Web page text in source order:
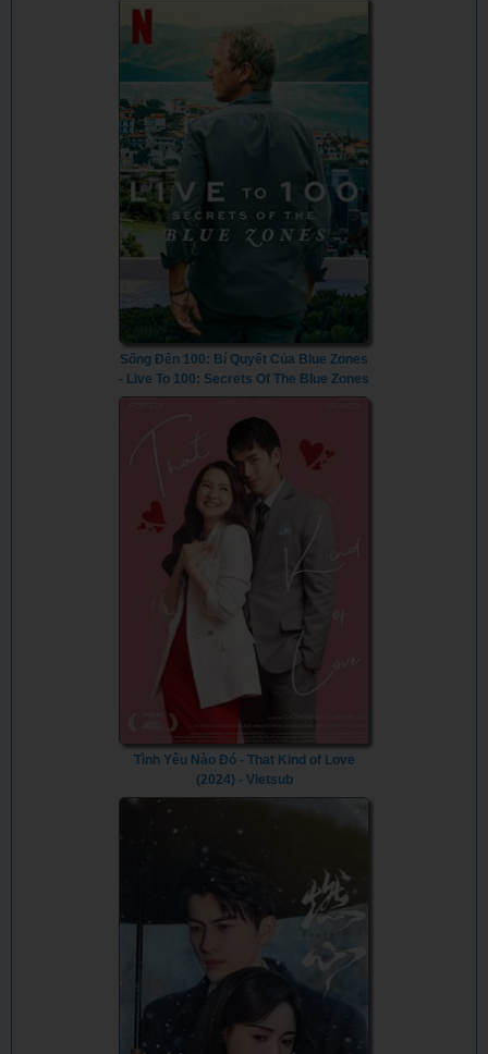
Sống Đến 100: Bí Quyết Của Blue Zones
- Live To 100: Secrets Of The Blue Zones
(2023) - Vietsub
Tình Yêu Nào Đó - That Kind of Love
(2024) - Vietsub